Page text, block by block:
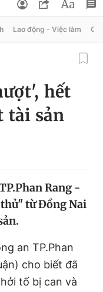
Lao động - Việc làm
hết
tài sản
Rang -
từ Đồng Nai
an TP.Phan
cho biết đã
tố bị can và